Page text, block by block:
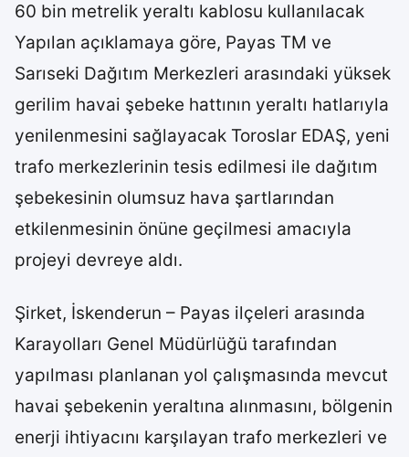
60 bin metrelik yeraltı kablosu kullanılacak
Yapılan açıklamaya göre, Payas TM ve
Sarıseki Dağıtım Merkezleri arasındaki yüksek
gerilim havai şebeke hattının yeraltı hatlarıyla
yenilenmesini sağlayacak Toroslar EDAŞ, yeni
trafo merkezlerinin tesis edilmesi ile dağıtım
şebekesinin olumsuz hava şartlarından
etkilenmesinin önüne geçilmesi amacıyla
projeyi devreye aldı.
Şirket, İskenderun – Payas ilçeleri arasında
Karayolları Genel Müdürlüğü tarafından
yapılması planlanan yol çalışmasında mevcut
havai şebekenin yeraltına alınmasını, bölgenin
enerji ihtiyacını karşılayan trafo merkezleri ve